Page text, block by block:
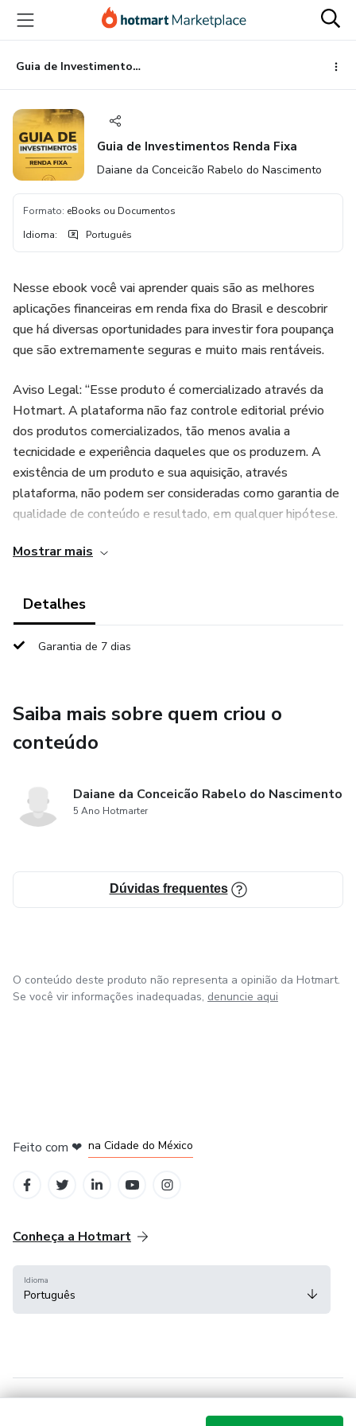
para
conteúdo
principal
para
pagamento
para
rodapé
Guia de Investimentos Renda Fixa
Guia de Investimentos Renda Fixa
Daiane da Conceicão Rabelo do Nascimento
Formato: eBooks ou Documentos
Idioma: Português
Nesse ebook você vai aprender quais são as melhores
aplicações financeiras em renda fixa do Brasil e descobrir
que há diversas oportunidades para investir fora poupança
que são extremamente seguras e muito mais rentáveis.
Aviso Legal: “Esse produto é comercializado através da
Hotmart. A plataforma não faz controle editorial prévio
dos produtos comercializados, tão menos avalia a
tecnicidade e experiência daqueles que os produzem. A
existência de um produto e sua aquisição, através
plataforma, não podem ser consideradas como garantia de
qualidade de conteúdo e resultado, em qualquer hipótese.
informações. Os termos e políticas da Hotmart podem ser
antes mesmo da conclusão da compra."
Mostrar mais
Detalhes
Garantia de 7 dias
Saiba mais sobre quem criou o
conteúdo
Daiane da Conceicão Rabelo do Nascimento
5 Ano Hotmarter
Dúvidas frequentes
O conteúdo deste produto não representa a opinião da Hotmart.
Se você vir informações inadequadas, denuncie aqui
Feito com ❤ na Cidade do México
Conheça a Hotmart
Idioma
Português